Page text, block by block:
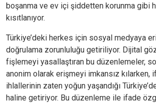
boşanma ve ev içi şiddetten korunma gibi
kısıtlanıyor.
Türkiye’deki herkes için sosyal medyaya
doğrulama zorunluluğu getiriliyor. Dijital
fişlemeyi yasallaştıran bu düzenlemeler,
anonim olarak erişmeyi imkansız kılarken,
ihlallerinin zaten yoğun yaşandığı
haline getiriyor. Bu düzenleme ile ifade